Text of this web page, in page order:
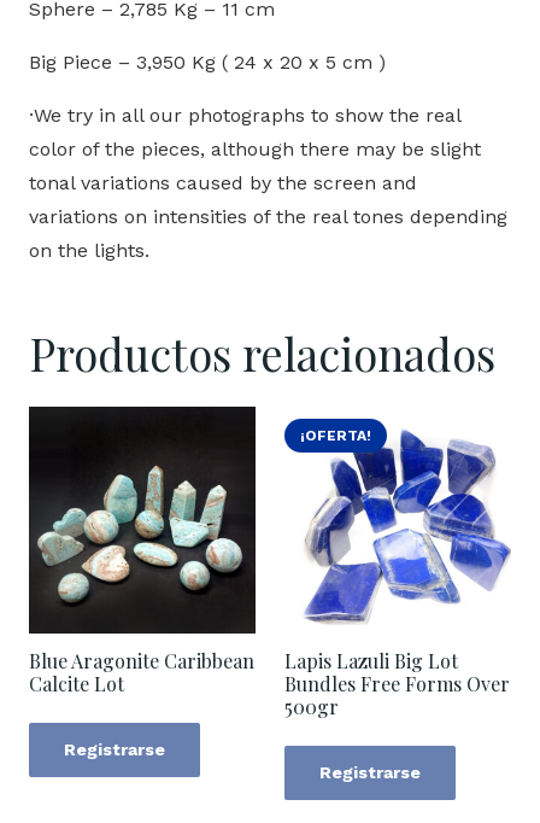
Sphere – 2,785 Kg – 11 cm
Big Piece – 3,950 Kg ( 24 x 20 x 5 cm )
·We try in all our photographs to show the real
color of the pieces, although there may be slight
tonal variations caused by the screen and
variations on intensities of the real tones depending
on the lights.
Productos relacionados
Blue Aragonite Caribbean
Calcite Lot
Registrarse
¡OFERTA!
Lapis Lazuli Big Lot
Bundles Free Forms Over
500gr
Registrarse